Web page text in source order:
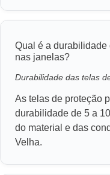
Qual é a
nas janelas?
Durabilidade das telas
As telas de proteção
durabilidade de 5 a
do material e das
Velha.